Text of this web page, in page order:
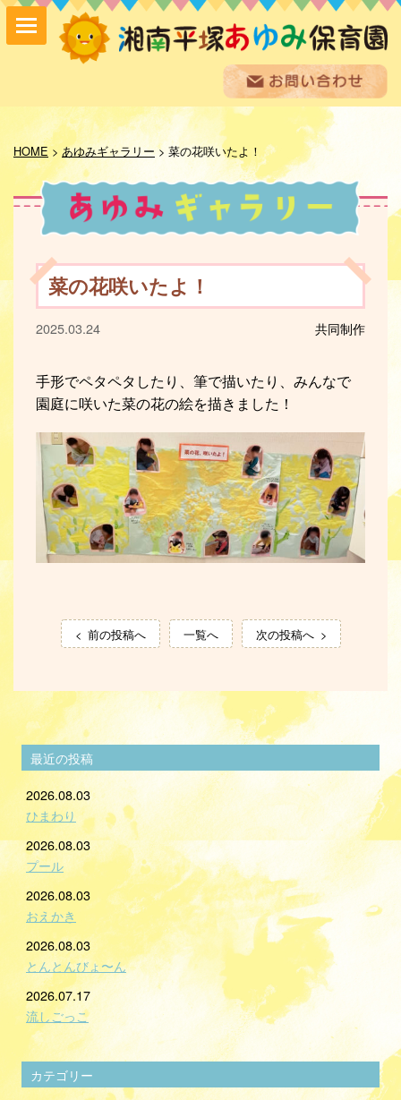
HOME> あゆみギャラリー> 菜の花咲いたよ！
菜の花咲いたよ！
2025.03.24 共同制作
手形でペタペタしたり、筆で描いたり、みんなで
園庭に咲いた菜の花の絵を描きました！
前の投稿へ 一覧へ 次の投稿へ
最近の投稿
2026.08.03
ひまわり
2026.08.03
プール
2026.08.03
おえかき
2026.08.03
とんとんびょ〜ん
2026.07.17
流しごっこ
カテゴリー
保育方針
園の紹介
保育内容
入園案内
採用情報
お問い合わせ
お知らせ
あゆみ便り
給食室だより
あゆみギャラリー
サイトマップ